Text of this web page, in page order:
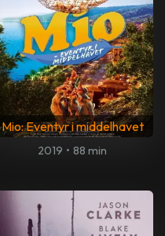
Mio: Eventyr i middelhavet
2019 • 88 min